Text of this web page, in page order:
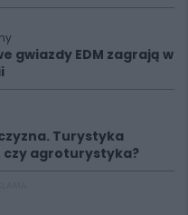
gwiazdy EDM zagrają w
Turystyka
czy agroturystyka?